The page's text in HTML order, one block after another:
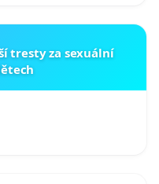
tresty za sexuální